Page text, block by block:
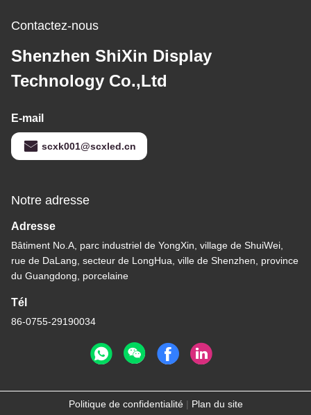
Contactez-nous
Shenzhen ShiXin Display
Technology Co.,Ltd
E-mail
scxk001@scxled.cn
Notre adresse
Adresse
Bâtiment No.A, parc industriel de YongXin, village de ShuiWei,
rue de DaLang, secteur de LongHua, ville de Shenzhen, province
du Guangdong, porcelaine
Tél
86-0755-29190034
Politique de confidentialité| Plan du site